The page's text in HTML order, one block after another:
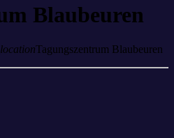
Blaubeuren
Tagungszentrum Blaubeuren